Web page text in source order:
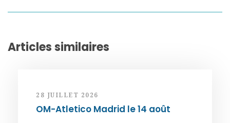
Articles similaires
28 JUILLET 2026
OM-Atletico Madrid le 14 août